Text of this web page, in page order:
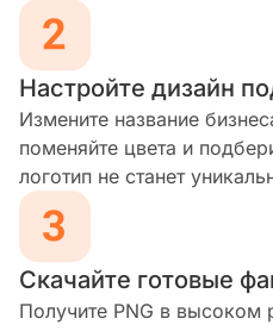
Настройте дизайн
Измените название
поменяйте цвета и
логотип не станет
Скачайте готовые
Получите PNG в высоком